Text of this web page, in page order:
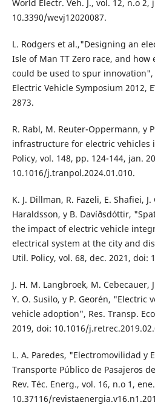
World Electr. Veh. J., vol. 12, n.o 2,
10.3390/wevj12020087.
L. Rodgers et al.,"Designing an
Isle of Man TT Zero race, and
could be used to spur
Electric Vehicle Symposium 2012,
2873.
R. Rabl, M. Reuter-Oppermann, y
infrastructure for electric vehicles
Policy, vol. 148, pp. 124-144, jan.
10.1016/j.tranpol.2024.01.010.
K. J. Dillman, R. Fazeli, E. Shafiei, J.
Haraldsson, y B. Davíðsdóttir,
the impact of electric vehicle
electrical system at the city and
Util. Policy, vol. 68, dec. 2021, doi:
J. H. M. Langbroek, M. Cebecauer,
Y. O. Susilo, y P. Georén, "Electric
vehicle adoption", Res. Transp.
2019, doi: 10.1016/
L. A. Paredes, "Electromovilidad y
Transporte Público de Pasajeros
Rev. Téc. Energ., vol. 16, n.o 1,
10.37116/